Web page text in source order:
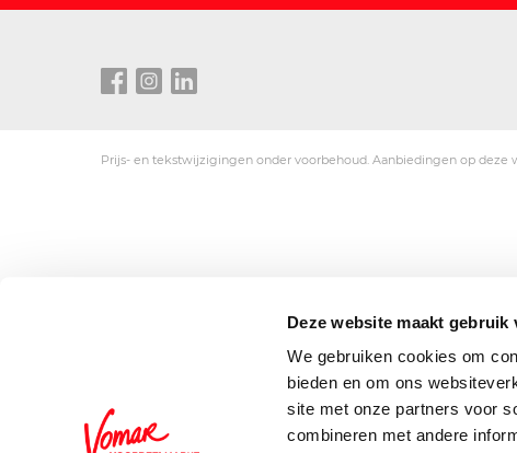
Deze website maakt gebruik
We gebruiken cookies om
bieden en om ons
site met onze partners voor
combineren met andere
Prijs- en tekstwijzigingen onder voorbehoud. Aanbiedingen op